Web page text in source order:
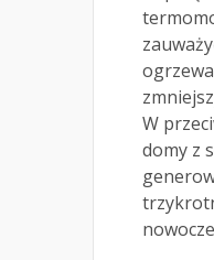
W
domy z